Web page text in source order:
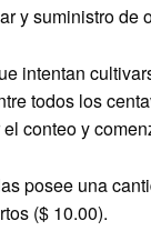
y suministro de
intentan
todos los
conteo y
posee una
($ 10.00).